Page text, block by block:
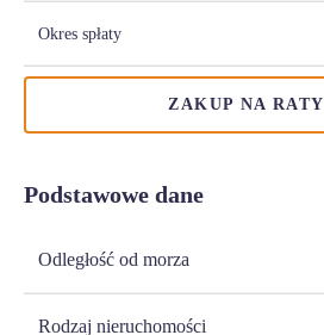
Okres spłaty
ZAKUP NA RATY
Podstawowe dane
Odległość od morza
Rodzaj nieruchomości